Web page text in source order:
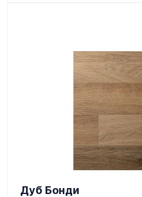
Дуб Бонди